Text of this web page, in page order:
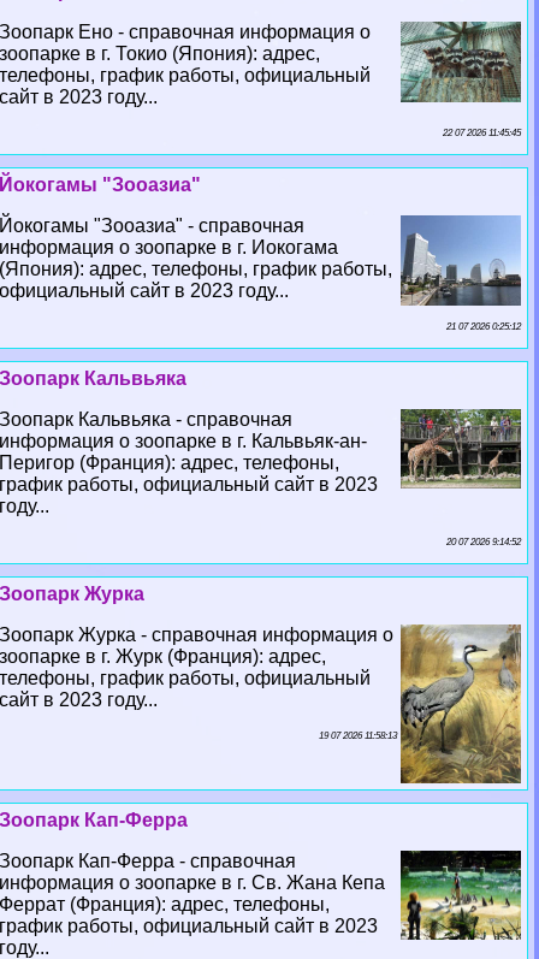
Зоопарк Ено - справочная информация о
зоопарке в г. Токио (Япония): адрес,
телефоны, график работы, официальный
сайт в 2023 году...
22 07 2026 11:45:45
Йокогамы "Зооазиа"
Йокогамы "Зооазиа" - справочная
информация о зоопарке в г. Иокогама
(Япония): адрес, телефоны, график работы,
официальный сайт в 2023 году...
21 07 2026 0:25:12
Зоопарк Кальвьяка
Зоопарк Кальвьяка - справочная
информация о зоопарке в г. Кальвьяк-ан-
Перигор (Франция): адрес, телефоны,
график работы, официальный сайт в 2023
году...
20 07 2026 9:14:52
Зоопарк Журка
Зоопарк Журка - справочная информация о
зоопарке в г. Журк (Франция): адрес,
телефоны, график работы, официальный
сайт в 2023 году...
19 07 2026 11:58:13
Зоопарк Кап-Ферра
Зоопарк Кап-Ферра - справочная
информация о зоопарке в г. Св. Жана Кепа
Феррат (Франция): адрес, телефоны,
график работы, официальный сайт в 2023
году...